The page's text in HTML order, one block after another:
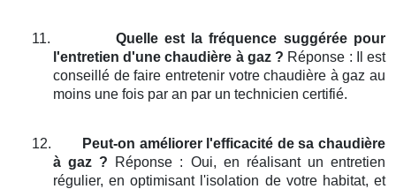
11.
Quelle est la fréquence suggérée pour
l'entretien d'une chaudière à gaz ? Réponse : Il est
conseillé de faire entretenir votre chaudière à gaz au
moins une fois par an par un technicien certifié.
12.
Peut-on améliorer l'efficacité de sa chaudière
à gaz ? Réponse : Oui, en réalisant un entretien
régulier, en optimisant l'isolation de votre habitat, et